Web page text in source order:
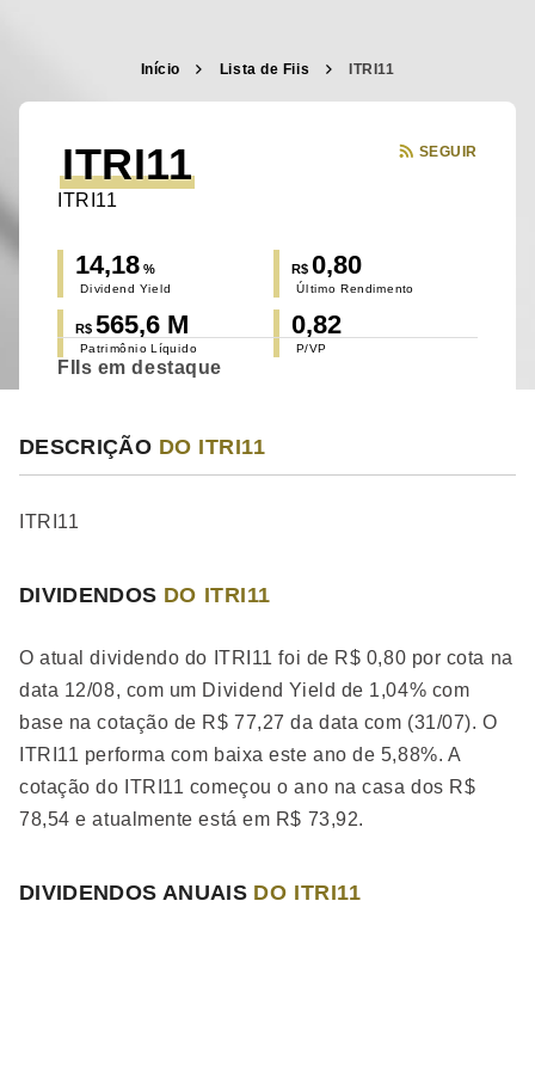
Início Lista de Fiis ITRI11
ITRI11
ITRI11
SEGUIR
14,18 %
Dividend Yield
R$ 0,80
Último Rendimento
R$ 565,6 M
Patrimônio Líquido
0,82
P/VP
FIIs em destaque
DESCRIÇÃO DO ITRI11
ITRI11
DIVIDENDOS DO ITRI11
O atual dividendo do ITRI11 foi de R$ 0,80 por cota na
data 12/08, com um Dividend Yield de 1,04% com
base na cotação de R$ 77,27 da data com (31/07). O
ITRI11 performa com baixa este ano de 5,88%. A
cotação do ITRI11 começou o ano na casa dos R$
78,54 e atualmente está em R$ 73,92.
DIVIDENDOS ANUAIS DO ITRI11